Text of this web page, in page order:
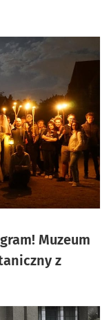
Muzeum
z